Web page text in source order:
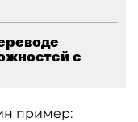
с
пример: